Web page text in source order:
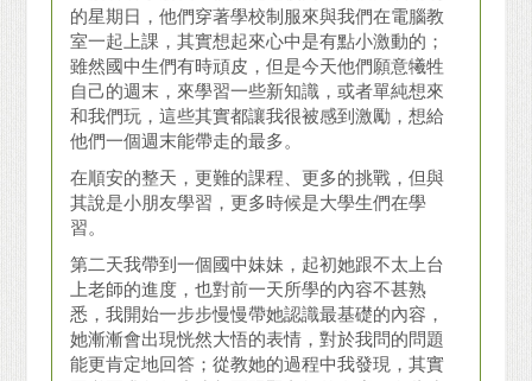
的星期日，他們穿著學校制服來與我們在電腦教
室一起上課，其實想起來心中是有點小激動的；
雖然國中生們有時頑皮，但是今天他們願意犧牲
自己的週末，來學習一些新知識，或者單純想來
和我們玩，這些其實都讓我很被感到激勵，想給
他們一個週末能帶走的最多。
在順安的整天，更難的課程、更多的挑戰，但與
其說是小朋友學習，更多時候是大學生們在學
習。
第二天我帶到一個國中妹妹，起初她跟不太上台
上老師的進度，也對前一天所學的內容不甚熟
悉，我開始一步步慢慢帶她認識最基礎的內容，
她漸漸會出現恍然大悟的表情，對於我問的問題
能更肯定地回答；從教她的過程中我發現，其實